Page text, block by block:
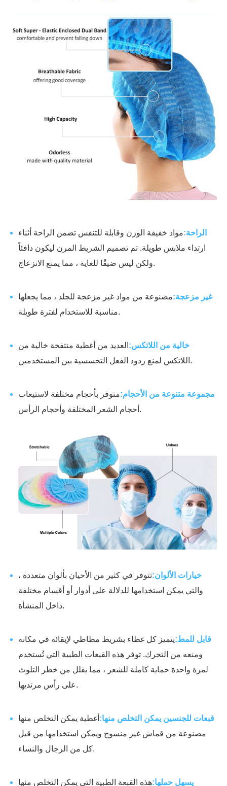
الراحة:مواد خفيفة الوزن وقابلة للتنفس تضمن الراحة أثناء
ارتداء ملابس طويلة. تم تصميم الشريط المرن ليكون دافئاً
ولكن ليس ضيقًا للغاية ، مما يمنع الانزعاج.
غير مزعجة:مصنوعة من مواد غير مزعجة للجلد ، مما يجعلها
مناسبة للاستخدام لفترة طويلة.
خالية من اللاتكس: العديد من أغطية منتفخة خالية من
اللاتكس لمنع ردود الفعل التحسسية بين المستخدمين.
مجموعة متنوعة من الأحجام:متوفر بأحجام مختلفة لاستيعاب
أحجام الشعر المختلفة وأحجام الرأس.
خيارات الألوان:تتوفر في كثير من الأحيان بألوان متعددة ،
والتي يمكن استخدامها للدلالة على أدوار أو أقسام مختلفة
داخل المنشأة.
قابل للمط:يتميز كل غطاء بشريط مطاطي لإبقائه في مكانه
ومنعه من التحرك. توفر هذه القبعات الطبية التي تُستخدم
لمرة واحدة حماية كاملة للشعر ، مما يقلل من خطر التلوث
على رأس مرتديها.
قبعات للجنسين يمكن التخلص منها: أغطية يمكن التخلص منها
مصنوعة من قماش غير منسوج ويمكن استخدامها من قبل
كل من الرجال والنساء.
يسهل حملها:هذه القبعة الطبية التي يمكن التخلص منها